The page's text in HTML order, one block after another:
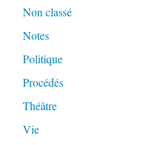
Non classé
Notes
Politique
Procédés
Théâtre
Vie